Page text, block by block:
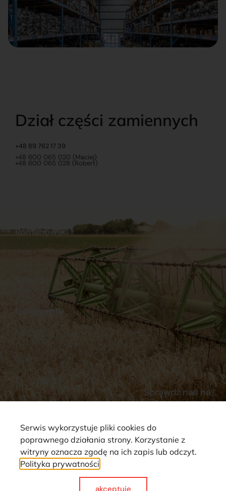
Dział części zamiennych
+48 89 762 17 39
+48 600 065 020 (Maciej)
+48 600 065 028 (Robert)
Dokumenty
Regulamin
Polityka prywatności
Reklamacje i zwroty
Dostawy
Płatności
Romanowski
Sklep internetowy
Praca
Ubezpieczenia
Sprawdź nas na
Strona wykorzystuje pliki cookie. Wszystkie prawa zastrzeżone ©
Serwis wykorzystuje pliki cookies do
poprawnego działania strony. Korzystanie z
witryny oznacza zgodę na ich zapis lub odczyt.
Polityka prywatności
akceptuje